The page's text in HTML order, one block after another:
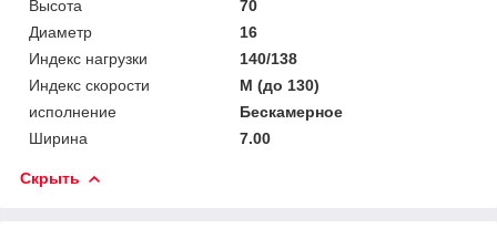
Высота
70
Диаметр
16
Индекс нагрузки
140/138
Индекс скорости
M (до 130)
исполнение
Бескамерное
Ширина
7.00
Скрыть